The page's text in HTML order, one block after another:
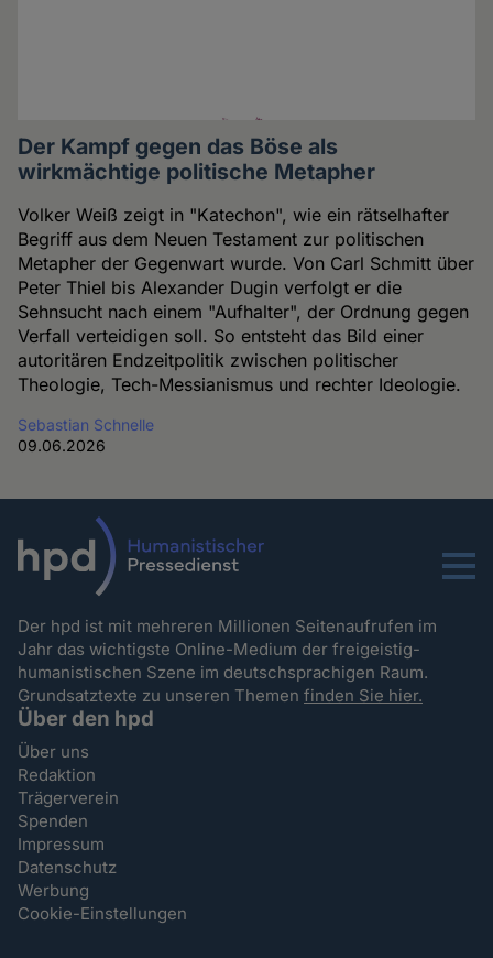
Der Kampf gegen das Böse als
wirkmächtige politische Metapher
Volker Weiß zeigt in "Katechon", wie ein rätselhafter
Begriff aus dem Neuen Testament zur politischen
Metapher der Gegenwart wurde. Von Carl Schmitt über
Peter Thiel bis Alexander Dugin verfolgt er die
Sehnsucht nach einem "Aufhalter", der Ordnung gegen
Verfall verteidigen soll. So entsteht das Bild einer
autoritären Endzeitpolitik zwischen politischer
Theologie, Tech-Messianismus und rechter Ideologie.
Sebastian Schnelle
09.06.2026
Menu
Der hpd ist mit mehreren Millionen Seitenaufrufen im
Jahr das wichtigste Online-Medium der freigeistig-
humanistischen Szene im deutschsprachigen Raum.
Grundsatztexte zu unseren Themenfinden Sie hier.
Über den hpd
Über uns
Redaktion
Trägerverein
Spenden
Impressum
Datenschutz
Werbung
Cookie-Einstellungen